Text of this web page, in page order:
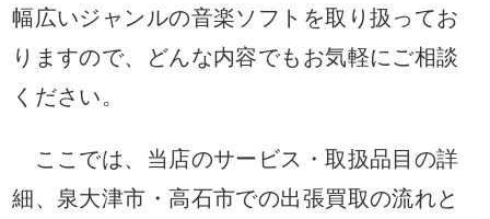
幅広いジャンルの音楽ソフトを取り扱ってお
りますので、どんな内容でもお気軽にご相談
ください。
ここでは、当店のサービス・取扱品目の詳
細、泉大津市・高石市での出張買取の流れと